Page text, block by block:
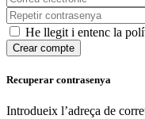
He llegit i entenc la
Crear compte
Recuperar contrasenya
Introdueix l’adreça de